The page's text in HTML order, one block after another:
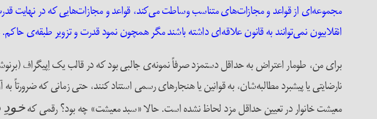
مجموعه‌ای از قواعد و مجازات‌های متناسب وساطت می‌کند، قواعد و مجازات‌هایی که در نهایت
انقلابیون نمی‌توانند به قانون علاقه‌ای داشته باشند مگر همچون نمود قدرت و تزویر طبقه‌ی
برای من، طومار اعتراض به حداقل دستمزد صرفاً نمونه‌ی جالبی بود که در قالب یک اِپیگراف
نارضایتی یا پیشبرد مطالبه‌شان، به قوانین یا هنجارهای رسمی استناد کنند، حتی زمانی که
معیشت خانوار در تعیین حداقل مزد لحاظ نشده است. حالا «سبد معیشت» چه بود؟ رقمی کهخودِ